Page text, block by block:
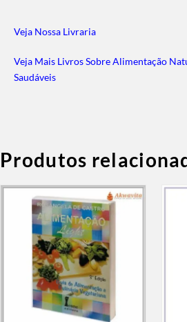
Veja Nossa Livraria
Veja Mais Livros Sobre Alimentação
Saudáveis
Produtos